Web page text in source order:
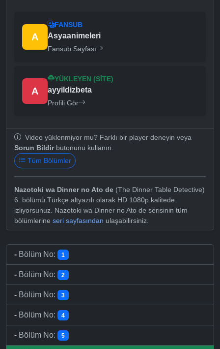
A
FANSUB
Asyaanimeleri
Fansub Sayfası
A
YÜKLEYEN (SITE)
ayyildizbeta
Profili Gör
Video yüklenmiyor mu? Farklı bir player deneyin veya
Sorun Bildirbutonunu kullanın.
Tüm Bölümler
Nazotoki wa Dinner no Ato de (The Dinner Table Detective)
6. bölümü Türkçe altyazılı olarak HD 1080p kalitede
izliyorsunuz. Nazotoki wa Dinner no Ato de serisinin tüm
bölümlerine seri sayfasından ulaşabilirsiniz.
- Bölüm No: 1
- Bölüm No: 2
- Bölüm No: 3
- Bölüm No: 4
- Bölüm No: 5